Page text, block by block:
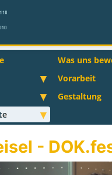
Was uns
Vorarbeit
Gestaltung
-